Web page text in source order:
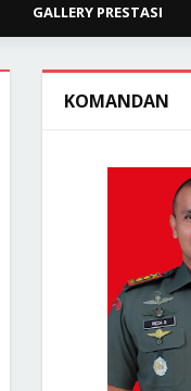
GALLERY PRESTASI
KOMANDAN